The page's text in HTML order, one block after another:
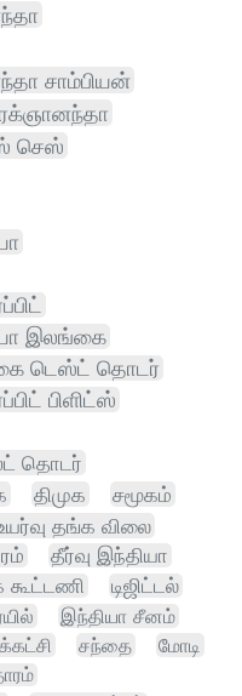
சாம்பியன்
செஸ்
இலங்கை
டெஸ்ட் தொடர்
பிளிட்ஸ்
தொடர்
திமுக
சமூகம்
தங்க விலை
தீர்வு இந்தியா
கூட்டணி
டிஜிட்டல்
இந்தியா சீனம்
சந்தை மோடி